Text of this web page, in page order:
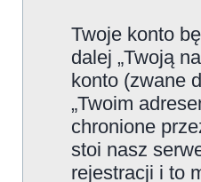
Twoje konto
dalej „Twoją
konto (zwane
„Twoim
chronione
stoi nasz
rejestracji i to